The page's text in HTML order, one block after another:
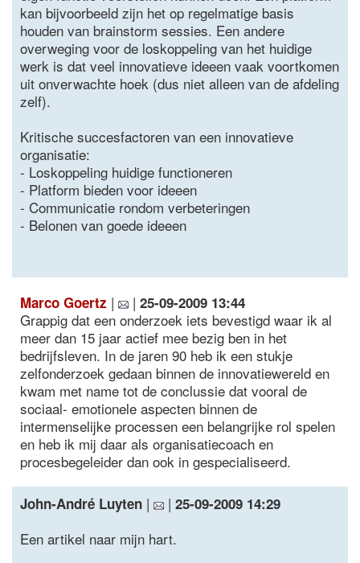
kan bijvoorbeeld zijn het op regelmatige basis
houden van brainstorm sessies. Een andere
overweging voor de loskoppeling van het huidige
werk is dat veel innovatieve ideeen vaak voortkomen
uit onverwachte hoek (dus niet alleen van de afdeling
zelf).
Kritische succesfactoren van een innovatieve
organisatie:
- Loskoppeling huidige functioneren
- Platform bieden voor ideeen
- Communicatie rondom verbeteringen
- Belonen van goede ideeen
Marco Goertz | | 25-09-2009 13:44
Grappig dat een onderzoek iets bevestigd waar ik al
meer dan 15 jaar actief mee bezig ben in het
bedrijfsleven. In de jaren 90 heb ik een stukje
zelfonderzoek gedaan binnen de innovatiewereld en
kwam met name tot de conclussie dat vooral de
sociaal- emotionele aspecten binnen de
intermenselijke processen een belangrijke rol spelen
en heb ik mij daar als organisatiecoach en
procesbegeleider dan ook in gespecialiseerd.
John-André Luyten | | 25-09-2009 14:29
Een artikel naar mijn hart.